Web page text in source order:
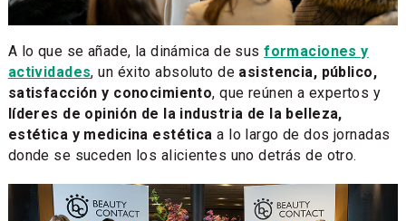
A lo que se añade, la dinámica de susformaciones y
actividades, un éxito absoluto de asistencia, público,
satisfacción y conocimiento, que reúnen a expertos y
líderes de opinión de la industria de la belleza,
estética y medicina estética a lo largo de dos jornadas
donde se suceden los alicientes uno detrás de otro.